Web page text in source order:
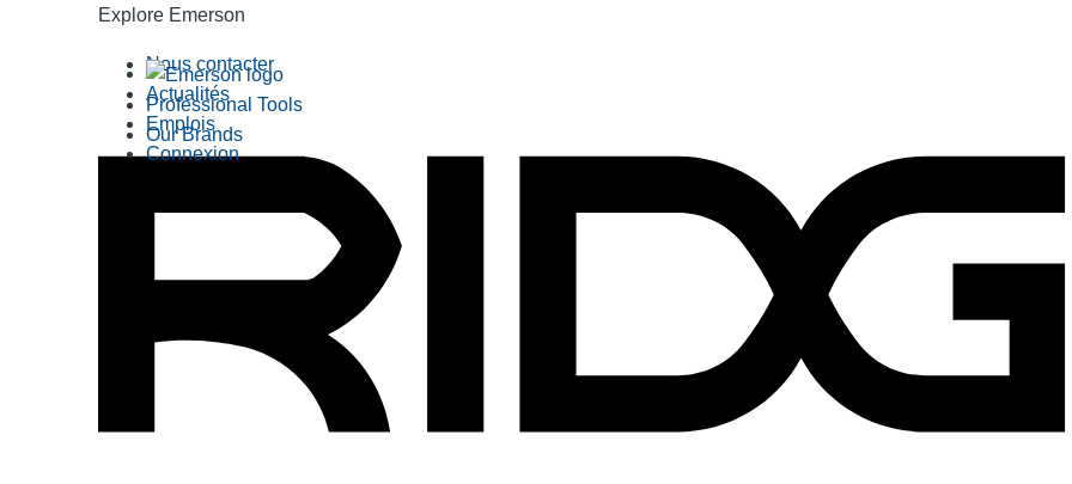
Explore Emerson
Professional Tools
Our Brands
Nous contacter
Actualités
Emplois
Connexion